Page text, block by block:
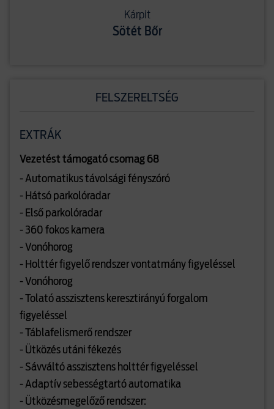
Kárpit
Sötét Bőr
FELSZERELTSÉG
EXTRÁK
Vezetést támogató csomag 68
- Automatikus távolsági fényszóró
- Hátsó parkolóradar
- Első parkolóradar
- 360 fokos kamera
- Vonóhorog
- Holttér figyelő rendszer vontatmány figyeléssel
- Vonóhorog
- Tolató asszisztens keresztirányú forgalom
figyeléssel
- Táblafelismerő rendszer
- Ütközés utáni fékezés
- Sávváltó asszisztens holttér figyeléssel
- Adaptív sebességtartó automatika
- Ütközésmegelőző rendszer: